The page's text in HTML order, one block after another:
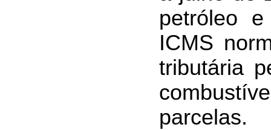
petróleo
ICMS
tributária
parcelas.